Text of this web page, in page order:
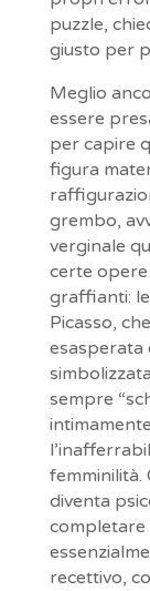
puzzle,
giusto per
Meglio
essere
per capire
figura
grembo,
verginale
certe opere
graffianti:
Picasso,
sempre
femminilità.
diventa
completare
recettivo,